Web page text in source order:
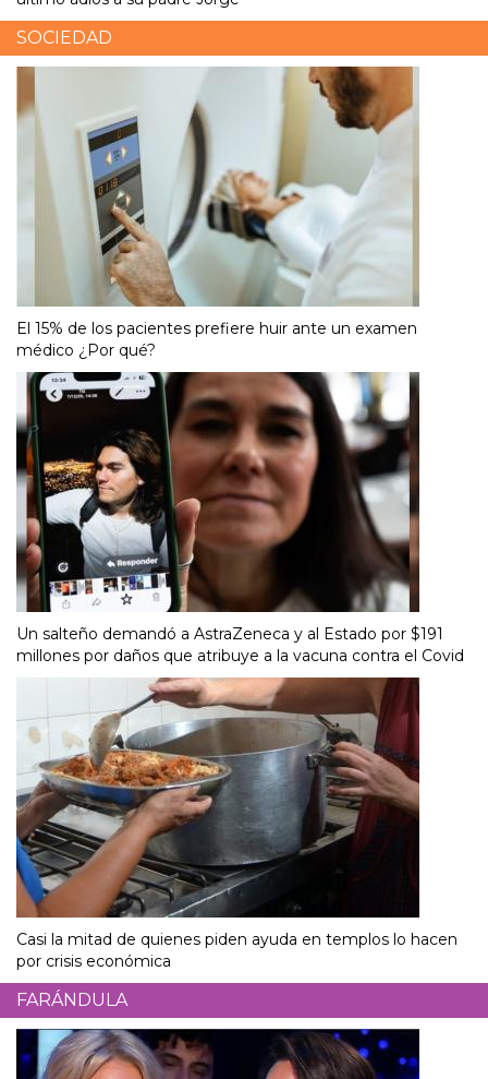
SOCIEDAD
El 15% de los pacientes prefiere huir ante un examen
médico ¿Por qué?
Un salteño demandó a AstraZeneca y al Estado por $191
millones por daños que atribuye a la vacuna contra el Covid
Casi la mitad de quienes piden ayuda en templos lo hacen
por crisis económica
FARÁNDULA